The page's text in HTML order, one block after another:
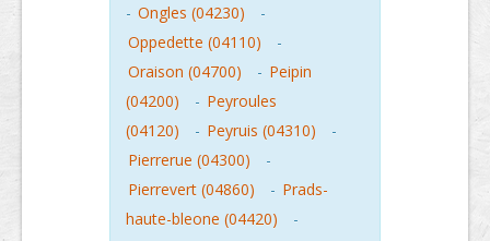
- Ongles (04230)
-
Oppedette (04110)
-
Oraison (04700)
- Peipin
(04200)
- Peyroules
(04120)
- Peyruis (04310)
-
Pierrerue (04300)
-
Pierrevert (04860)
- Prads-
haute-bleone (04420)
-